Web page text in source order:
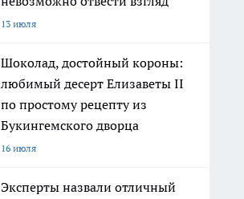
13 июля
Шоколад, достойный короны:
любимый десерт Елизаветы II
по простому рецепту из
Букингемского дворца
16 июля
Эксперты назвали отличный